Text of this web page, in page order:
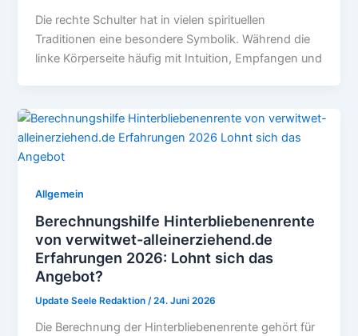
Die rechte Schulter hat in vielen spirituellen
Traditionen eine besondere Symbolik. Während die
linke Körperseite häufig mit Intuition, Empfangen und
Allgemein
Berechnungshilfe Hinterbliebenenrente
von verwitwet-alleinerziehend.de
Erfahrungen 2026: Lohnt sich das
Angebot?
Update Seele Redaktion/24. Juni 2026
Die Berechnung der Hinterbliebenenrente gehört für